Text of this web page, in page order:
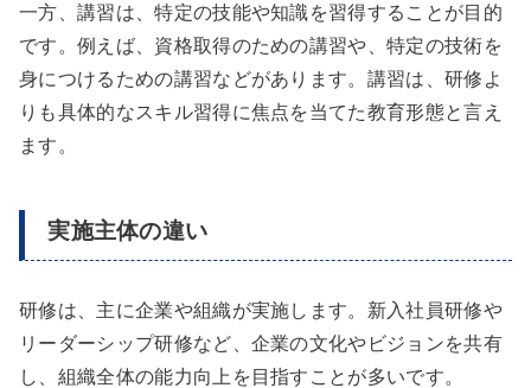
一方、講習は、特定の技能や知識を習得することが目的
です。例えば、資格取得のための講習や、特定の技術を
身につけるための講習などがあります。講習は、研修よ
りも具体的なスキル習得に焦点を当てた教育形態と言え
ます。
実施主体の違い
研修は、主に企業や組織が実施します。新入社員研修や
リーダーシップ研修など、企業の文化やビジョンを共有
し、組織全体の能力向上を目指すことが多いです。